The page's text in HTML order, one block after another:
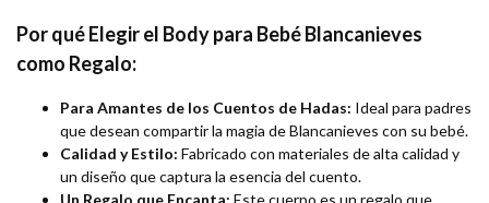
Por qué Elegir el Body para Bebé Blancanieves
como Regalo:
Para Amantes de los Cuentos de Hadas: Ideal para padres
que desean compartir la magia de Blancanieves con su bebé.
Calidad y Estilo: Fabricado con materiales de alta calidad y
un diseño que captura la esencia del cuento.
Un Regalo que Encanta: Este cuerpo es un regalo que